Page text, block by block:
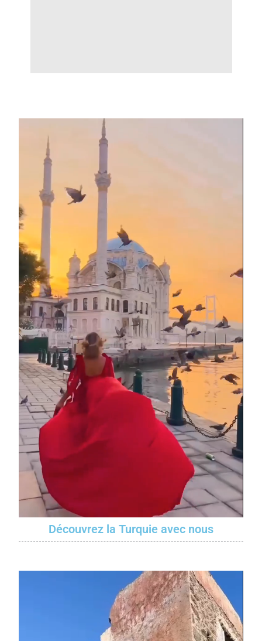
Découvrez la Turquie avec nous